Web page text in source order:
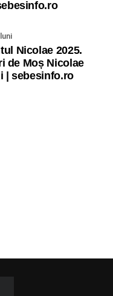
Nicolae 2025.
de Moș Nicolae
| sebesinfo.ro